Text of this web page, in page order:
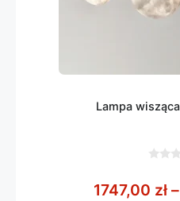
Lampa
5
1747,00 zł –